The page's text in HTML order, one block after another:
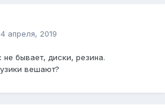
апреля, 2019
бывает, диски, резина.
вешают?